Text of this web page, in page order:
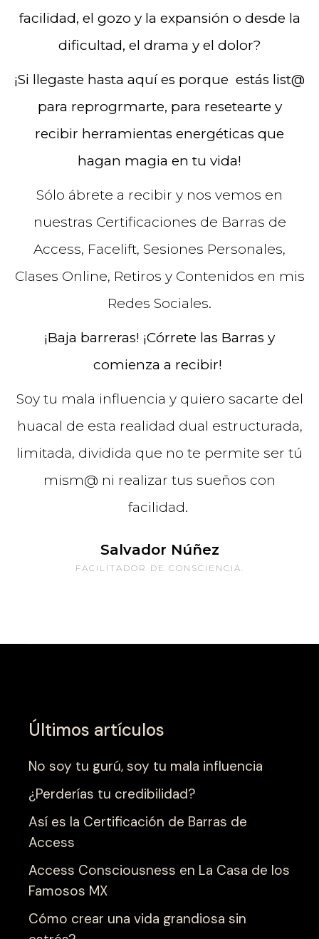
facilidad, el gozo y la expansión o desde la
dificultad, el drama y el dolor?
¡Si llegaste hasta aquí es porque estás list@
para reprogrmarte, para resetearte y
recibir herramientas energéticas que
hagan magia en tu vida!
Sólo ábrete a recibir y nos vemos en
nuestras Certificaciones de Barras de
Access, Facelift, Sesiones Personales,
Clases Online, Retiros y Contenidos en mis
Redes Sociales.
¡Baja barreras! ¡Córrete las Barras y
comienza a recibir!
Soy tu mala influencia y quiero sacarte del
huacal de esta realidad dual estructurada,
limitada, dividida que no te permite ser tú
mism@ ni realizar tus sueños con
facilidad.
Salvador Núñez
FACILITADOR DE CONSCIENCIA.
Últimos artículos
No soy tu gurú, soy tu mala influencia
¿Perderías tu credibilidad?
Así es la Certificación de Barras de
Access
Access Consciousness en La Casa de los
Famosos MX
Cómo crear una vida grandiosa sin